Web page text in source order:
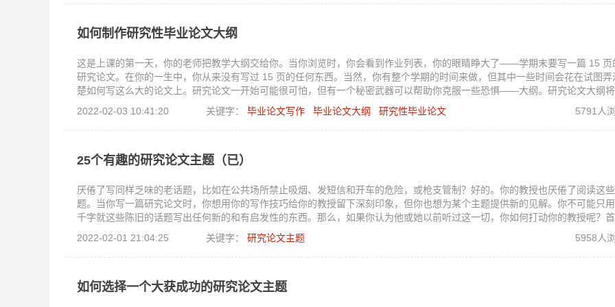
如何制作研究性毕业论文大纲
这是上课的第一天，你的老师把教学大纲交给你。当你浏览时，你会看到作业列表，你的眼睛睁大了——学期末要写一篇 15 页
研究论文。在你的一生中，你从来没有写过 15 页的任何东西。当然，你有整个学期的时间来做，但其中一些时间会花在试图弄
楚如何写这么大的论文上。研究论文一开始可能很可怕，但有一个秘密武器可以帮助你克服一些恐惧——大纲。研究论文大纲
您的想法保持正轨，使您能够相对轻松地写出那篇庞大的论文。它仍然不是你做过的最简单的事情，但想象一下当你交出那 15
时你会有什么样的成就感！
2022-02-03 10:41:20 关键字： 毕业论文写作 毕业论文大纲 研究性毕业论文 5791人
25个有趣的研究论文主题（已）
厌倦了写同样乏味的老话题，比如在公共场所禁止吸烟、发短信和开车的危险，或枪支管制？好的。你的教授也厌倦了阅读这
题。当你写一篇研究论文时，你想用你的写作技巧给你的教授留下深刻印象，但你也想为某个主题提供新的见解。你不可能只
千字就这些陈旧的话题写出任何新的和有启发性的东西。那么，如果你认为他或她以前听过这一切，你如何打动你的教授呢？首
先，尝试一个更新、更原始的主题。为新鲜想法难过？别担心。这篇博文包含 25 个有趣的研究论文主题，可帮助您入门。
2022-02-01 21:04:25 关键字： 研究论文主题 5958人
如何选择一个大获成功的研究论文主题